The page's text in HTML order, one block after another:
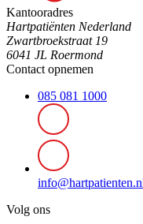
Kantooradres
Hartpatiënten Nederland
Zwartbroekstraat 19
6041 JL Roermond
Contact opnemen
085 081 1000
Volg ons